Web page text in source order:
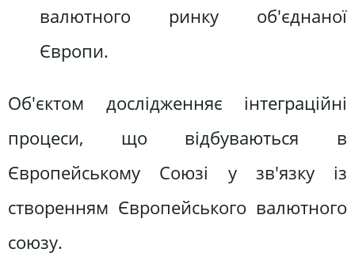
валютного ринку об'єднаної
Європи.
Об'єктом дослідженняє інтеграційні
процеси, що відбуваються в
Європейському Союзі у зв'язку із
створенням Європейського валютного
союзу.